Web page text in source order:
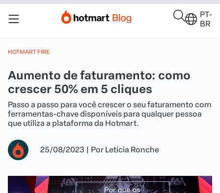
PT-
BR
HOTMART FIRE
Aumento de faturamento: como
crescer 50% em 5 cliques
Passo a passo para você crescer o seu faturamento com
ferramentas-chave disponíveis para qualquer pessoa
que utiliza a plataforma da Hotmart.
25/08/2023 | Por Letícia Ronche